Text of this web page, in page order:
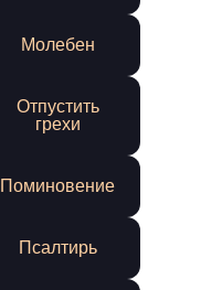
Молебен
Отпустить
грехи
Поминовение
Псалтирь